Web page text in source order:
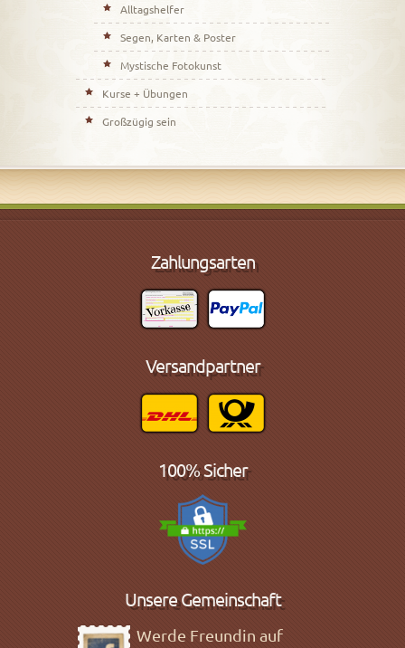
Alltagshelfer
Segen, Karten & Poster
Mystische Fotokunst
Kurse + Übungen
Großzügig sein
Zahlungsarten
Versandpartner
100% Sicher
Unsere Gemeinschaft
Werde Freundin auf